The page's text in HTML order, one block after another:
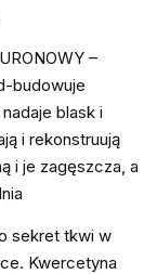
–
budowuje
blask i
i rekonstruują
i je zagęszcza, a
sekret tkwi w
Kwercetyna